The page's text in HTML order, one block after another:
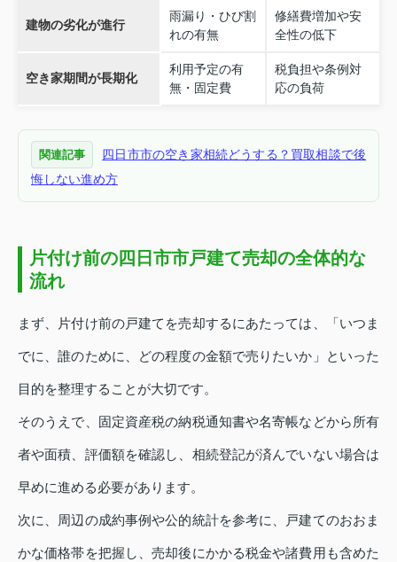
建物の劣化が進行
雨漏り・ひび割
れの有無
修繕費増加や安
全性の低下
空き家期間が長期化
利用予定の有
無・固定費
税負担や条例対
応の負荷
関連記事
四日市市の空き家相続どうする？買取相談で後
悔しない進め方
片付け前の四日市市戸建て売却の全体的な
流れ
まず、片付け前の戸建てを売却するにあたっては、「いつま
でに、誰のために、どの程度の金額で売りたいか」といった
目的を整理することが大切です。
そのうえで、固定資産税の納税通知書や名寄帳などから所有
者や面積、評価額を確認し、相続登記が済んでいない場合は
早めに進める必要があります。
次に、周辺の成約事例や公的統計を参考に、戸建てのおおま
かな価格帯を把握し、売却後にかかる税金や諸費用も含めた